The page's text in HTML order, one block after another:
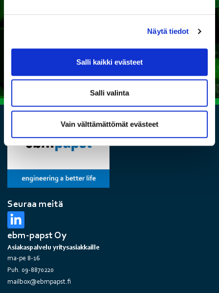
Näytä tiedot
Salli kaikki evästeet
Salli valinta
Vain välttämättömät evästeet
Ota yhteyttä
Seuraa meitä
ebm-papst Oy
Asiakaspalvelu yritysasiakkaille
ma-pe 8-16
Puh. 09-8870220
mailbox@ebmpapst.fi